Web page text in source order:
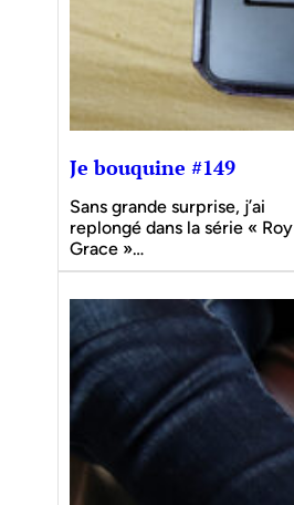
Je bouquine #149
Sans grande surprise, j’ai
replongé dans la série « Roy
Grace »…